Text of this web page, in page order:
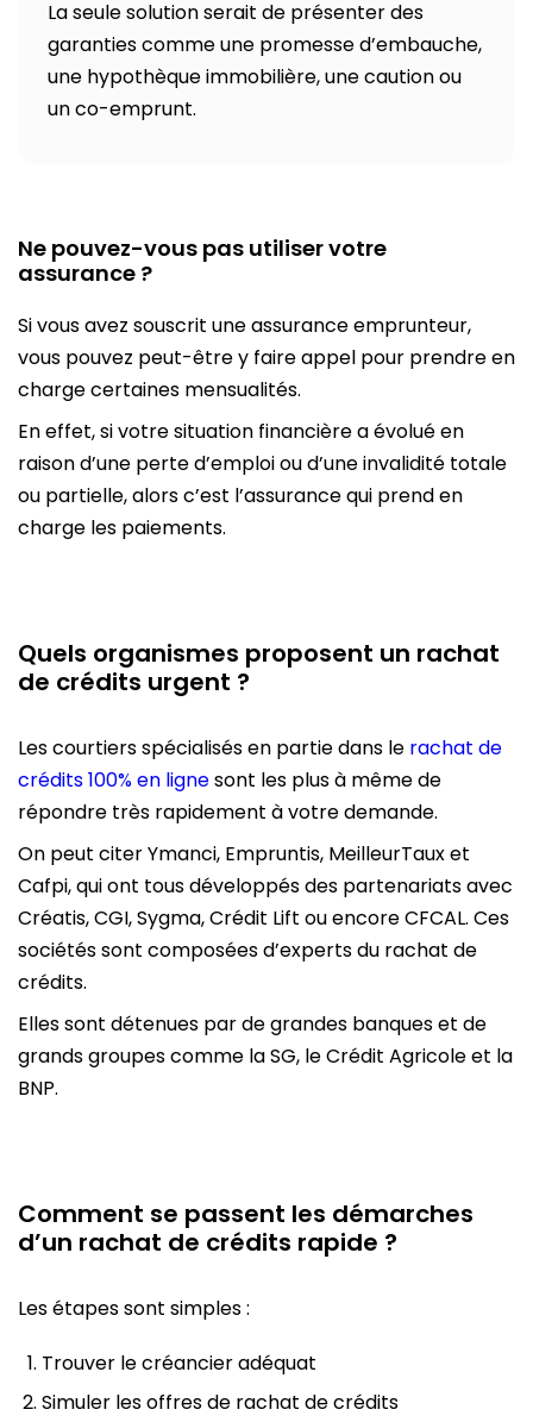
La seule solution serait de présenter des
garanties comme une promesse d’embauche,
une hypothèque immobilière, une caution ou
un co-emprunt.
Ne pouvez-vous pas utiliser votre
assurance ?
Si vous avez souscrit une assurance emprunteur,
vous pouvez peut-être y faire appel pour prendre en
charge certaines mensualités.
En effet, si votre situation financière a évolué en
raison d’une perte d’emploi ou d’une invalidité totale
ou partielle, alors c’est l’assurance qui prend en
charge les paiements.
Quels organismes proposent un rachat
de crédits urgent ?
Les courtiers spécialisés en partie dans le rachat de
crédits 100% en lignesont les plus à même de
répondre très rapidement à votre demande.
On peut citer Ymanci, Empruntis, MeilleurTaux et
Cafpi, qui ont tous développés des partenariats avec
Créatis, CGI, Sygma, Crédit Lift ou encore CFCAL. Ces
sociétés sont composées d’experts du rachat de
crédits.
Elles sont détenues par de grandes banques et de
grands groupes comme la SG, le Crédit Agricole et la
BNP.
Comment se passent les démarches
d’un rachat de crédits rapide ?
Les étapes sont simples :
Trouver le créancier adéquat
Simuler les offres de rachat de crédits